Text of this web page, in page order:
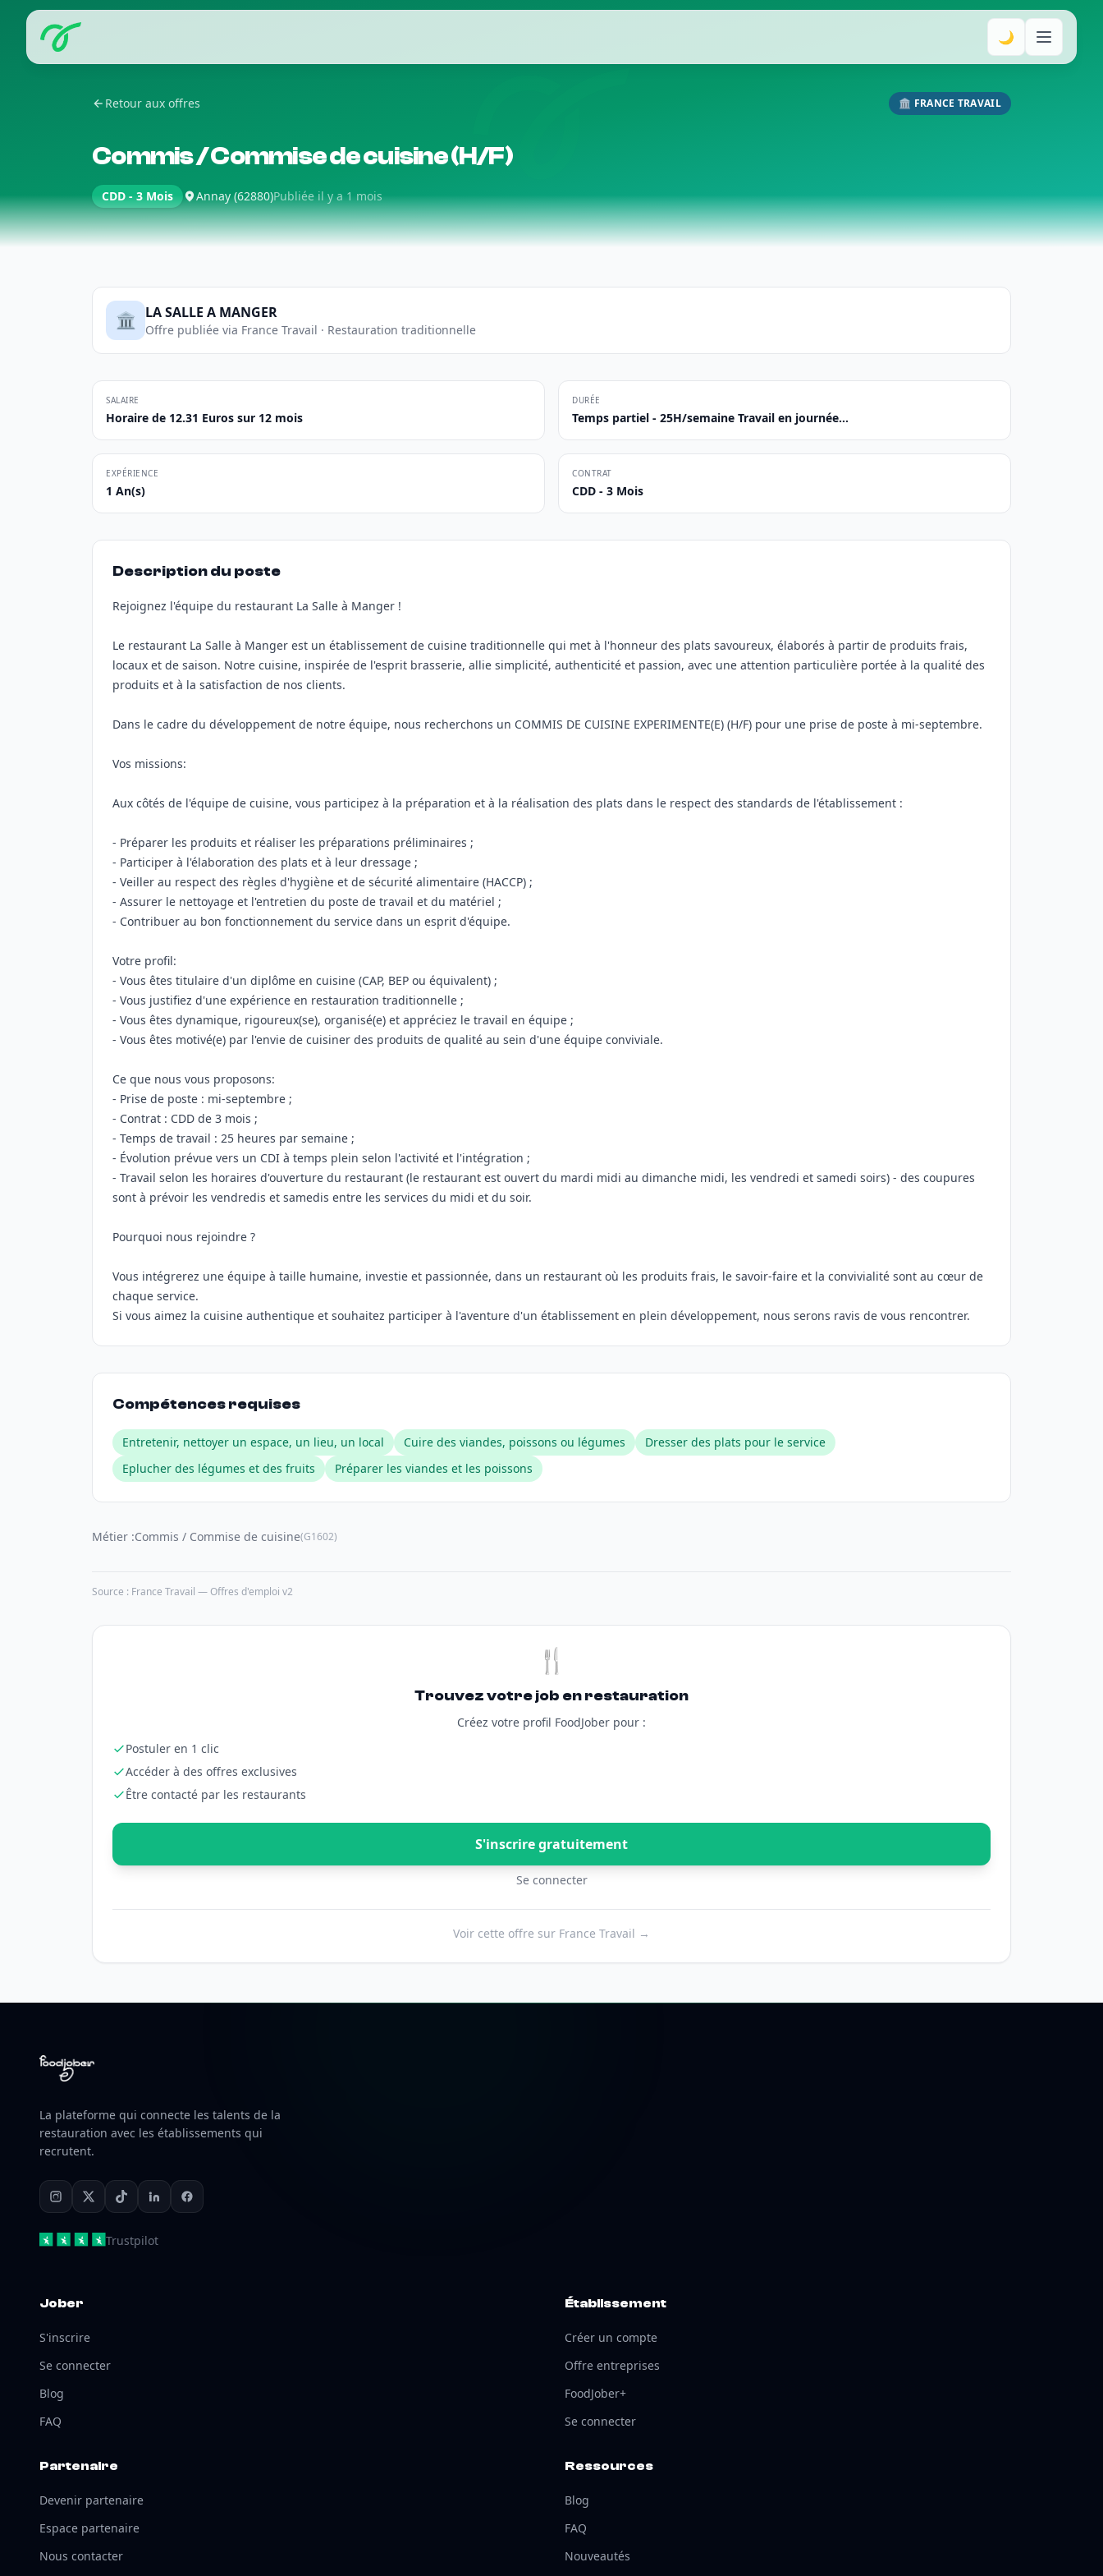
🌙
Retour aux offres 🏛️ FRANCE TRAVAIL
Commis / Commise de cuisine (H/F)
CDD - 3 Mois Annay (62880)Publiée il y a 1 mois
🏛️ LA SALLE A MANGER
Offre publiée via France Travail · Restauration traditionnelle
SALAIRE
Horaire de 12.31 Euros sur 12 mois
DURÉE
Temps partiel - 25H/semaine Travail en journée...
EXPÉRIENCE
1 An(s)
CONTRAT
CDD - 3 Mois
Description du poste
Rejoignez l'équipe du restaurant La Salle à Manger !
Le restaurant La Salle à Manger est un établissement de cuisine traditionnelle qui met à l'honneur des plats savoureux, élaborés à partir de produits frais,
locaux et de saison. Notre cuisine, inspirée de l'esprit brasserie, allie simplicité, authenticité et passion, avec une attention particulière portée à la qualité des
produits et à la satisfaction de nos clients.
Dans le cadre du développement de notre équipe, nous recherchons un COMMIS DE CUISINE EXPERIMENTE(E) (H/F) pour une prise de poste à mi-septembre.
Vos missions:
Aux côtés de l'équipe de cuisine, vous participez à la préparation et à la réalisation des plats dans le respect des standards de l'établissement :
- Préparer les produits et réaliser les préparations préliminaires ;
- Participer à l'élaboration des plats et à leur dressage ;
- Veiller au respect des règles d'hygiène et de sécurité alimentaire (HACCP) ;
- Assurer le nettoyage et l'entretien du poste de travail et du matériel ;
- Contribuer au bon fonctionnement du service dans un esprit d'équipe.
Votre profil:
- Vous êtes titulaire d'un diplôme en cuisine (CAP, BEP ou équivalent) ;
- Vous justifiez d'une expérience en restauration traditionnelle ;
- Vous êtes dynamique, rigoureux(se), organisé(e) et appréciez le travail en équipe ;
- Vous êtes motivé(e) par l'envie de cuisiner des produits de qualité au sein d'une équipe conviviale.
Ce que nous vous proposons:
- Prise de poste : mi-septembre ;
- Contrat : CDD de 3 mois ;
- Temps de travail : 25 heures par semaine ;
- Évolution prévue vers un CDI à temps plein selon l'activité et l'intégration ;
- Travail selon les horaires d'ouverture du restaurant (le restaurant est ouvert du mardi midi au dimanche midi, les vendredi et samedi soirs) - des coupures
sont à prévoir les vendredis et samedis entre les services du midi et du soir.
Pourquoi nous rejoindre ?
Vous intégrerez une équipe à taille humaine, investie et passionnée, dans un restaurant où les produits frais, le savoir-faire et la convivialité sont au cœur de
chaque service.
Si vous aimez la cuisine authentique et souhaitez participer à l'aventure d'un établissement en plein développement, nous serons ravis de vous rencontrer.
Compétences requises
Entretenir, nettoyer un espace, un lieu, un local Cuire des viandes, poissons ou légumes
Dresser des plats pour le service
Eplucher des légumes et des fruits
Préparer les viandes et les poissons
Métier :Commis / Commise de cuisine(G1602)
Source : France Travail — Offres d'emploi v2
🍴
Trouvez votre job en restauration
Créez votre profil FoodJober pour :
Postuler en 1 clic
Accéder à des offres exclusives
Être contacté par les restaurants
S'inscrire gratuitement
Se connecter
Voir cette offre sur France Travail →
La plateforme qui connecte les talents de la
restauration avec les établissements qui
recrutent.
Trustpilot
Jober
S'inscrire
Se connecter
Blog
FAQ
Établissement
Créer un compte
Offre entreprises
FoodJober+
Se connecter
Partenaire
Devenir partenaire
Espace partenaire
Nous contacter
Ressources
Blog
FAQ
Nouveautés